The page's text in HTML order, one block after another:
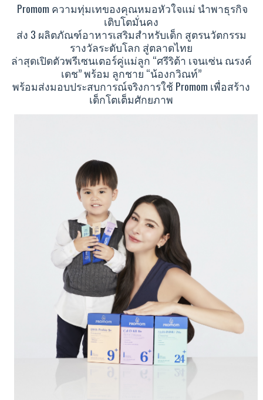
Promom ความทุ่มเทของคุณหมอหัวใจแม่ นำพาธุรกิจ
เติบโตมั่นคง
ส่ง 3 ผลิตภัณฑ์อาหารเสริมสำหรับเด็ก สูตรนวัตกรรม
รางวัลระดับโลก สู่ตลาดไทย
ล่าสุดเปิดตัวพรีเซนเตอร์คู่แม่ลูก “ศรีริต้า เจนเซ่น ณรงค์
เดช” พร้อม ลูกชาย “น้องกวิณท์”
พร้อมส่งมอบประสบการณ์จริงการใช้ Promom เพื่อสร้าง
เด็กโตเต็มศักยภาพ